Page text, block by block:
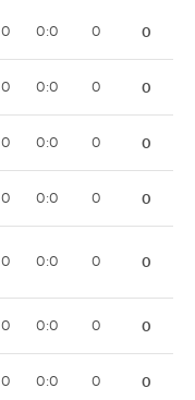
0 0:0 0 0
0 0:0 0 0
0 0:0 0 0
0 0:0 0 0
0 0:0 0 0
0 0:0 0 0
0 0:0 0 0